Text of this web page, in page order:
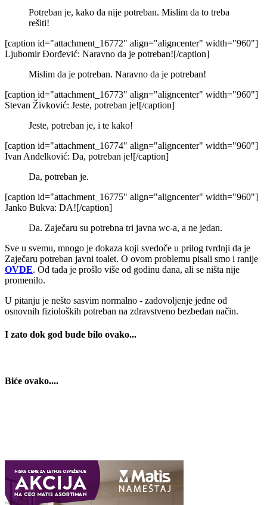
Potreban je, kako da nije potreban. Mislim da to treba
rešiti!
[caption id="attachment_16772" align="aligncenter" width="960"]
Ljubomir Đorđević: Naravno da je potreban![/caption]
Mislim da je potreban. Naravno da je potreban!
[caption id="attachment_16773" align="aligncenter" width="960"]
Stevan Živković: Jeste, potreban je![/caption]
Jeste, potreban je, i te kako!
[caption id="attachment_16774" align="aligncenter" width="960"]
Ivan Anđelković: Da, potreban je![/caption]
Da, potreban je.
[caption id="attachment_16775" align="aligncenter" width="960"]
Janko Bukva: DA![/caption]
Da. Zaječaru su potrebna tri javna wc-a, a ne jedan.
Sve u svemu, mnogo je dokaza koji svedoče u prilog tvrdnji da je
Zaječaru potreban javni toalet. O ovom problemu pisali smo i ranije
OVDE. Od tada je prošlo više od godinu dana, ali se ništa nije
promenilo.
U pitanju je nešto sasvim normalno - zadovoljenje jedne od
osnovnih fizioloških potreban na zdravstveno bezbedan način.
I zato dok god bude bilo ovako...
Biće ovako....